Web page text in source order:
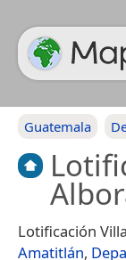
Guatemala
Lotificación
Amatitlán,